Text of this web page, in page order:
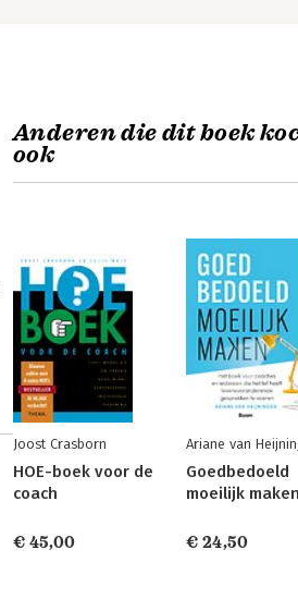
Anderen die dit boek
ook
Joost Crasborn
HOE-boek voor de
coach
€ 45,00
Ariane van
Goedbedoeld
moeilijk maken
€ 24,50